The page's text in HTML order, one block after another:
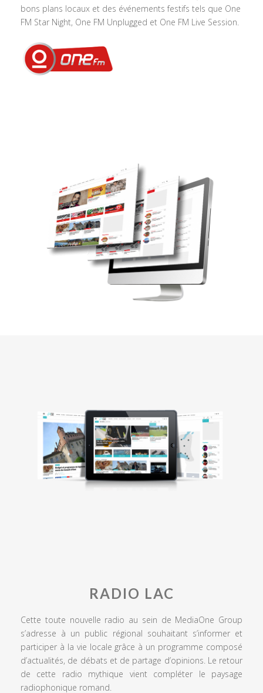
bons plans locaux et des événements festifs tels que One
FM Star Night, One FM Unplugged et One FM Live Session.
RADIO LAC
Cette toute nouvelle radio au sein de MediaOne Group
s’adresse à un public régional souhaitant s’informer et
participer à la vie locale grâce à un programme composé
d’actualités, de débats et de partage d’opinions. Le retour
de cette radio mythique vient compléter le paysage
radiophonique romand.